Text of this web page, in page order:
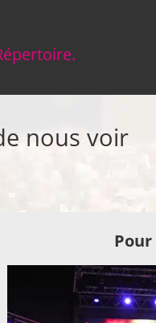
nous voir
Pour